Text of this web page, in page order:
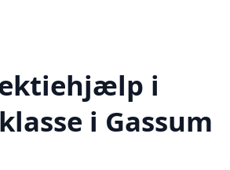
i
i Gassum